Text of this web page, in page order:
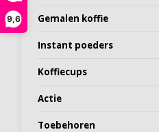
9,6 Gemalen koffie
Instant poeders
Koffiecups
Actie
Toebehoren